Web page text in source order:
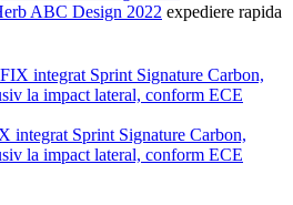
ABC Design 2022 expediere rapida
integrat Sprint Signature Carbon,
la impact lateral, conform ECE